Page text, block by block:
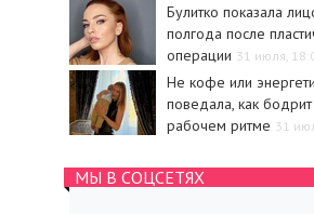
Булитко показала
полгода после
операции 31 июля,
Не кофе или
поведала, как
рабочем ритме 31
МЫ В СОЦСЕТЯХ